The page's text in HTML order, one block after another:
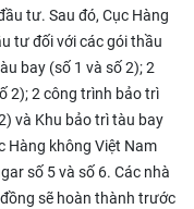
tư. Sau đó, Cục Hàng
tư đối với các gói thầu
bay (số 1 và số 2); 2
2); 2 công trình bảo trì
và Khu bảo trì tàu bay
Hàng không Việt Nam
số 5 và số 6. Các nhà
sẽ hoàn thành trước